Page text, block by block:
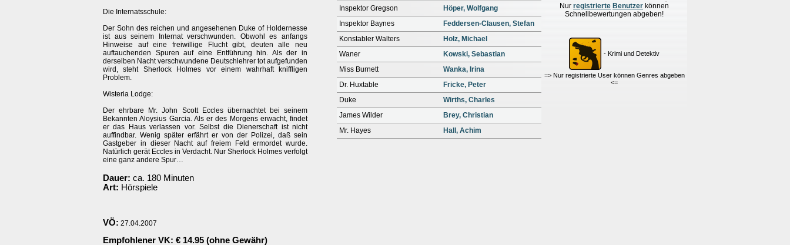
Nur registrierte Benutzer können
Schnellbewertungen abgeben!
- Krimi und Detektiv
=> Nur registrierte User können Genres abgeben
<=
Die Internatsschule:
Der Sohn des reichen und angesehenen Duke of Holdernesse
ist aus seinem Internat verschwunden. Obwohl es anfangs
Hinweise auf eine freiwillige Flucht gibt, deuten alle neu
auftauchenden Spuren auf eine Entführung hin. Als der in
derselben Nacht verschwundene Deutschlehrer tot aufgefunden
wird, steht Sherlock Holmes vor einem wahrhaft kniffligen
Problem.
Wisteria Lodge:
Der ehrbare Mr. John Scott Eccles übernachtet bei seinem
Bekannten Aloysius Garcia. Als er des Morgens erwacht, findet
er das Haus verlassen vor. Selbst die Dienerschaft ist nicht
auffindbar. Wenig später erfährt er von der Polizei, daß sein
Gastgeber in dieser Nacht auf freiem Feld ermordet wurde.
Natürlich gerät Eccles in Verdacht. Nur Sherlock Holmes verfolgt
eine ganz andere Spur…
Dauer: ca. 180 Minuten
Art: Hörspiele
VÖ: 27.04.2007
Empfohlener VK: € 14.95 (ohne Gewähr)
Inspektor Gregson
Höper, Wolfgang
Inspektor Baynes
Feddersen-Clausen, Stefan
Konstabler Walters
Holz, Michael
Waner
Kowski, Sebastian
Miss Burnett
Wanka, Irina
Dr. Huxtable
Fricke, Peter
Duke
Wirths, Charles
James Wilder
Brey, Christian
Mr. Hayes
Hall, Achim